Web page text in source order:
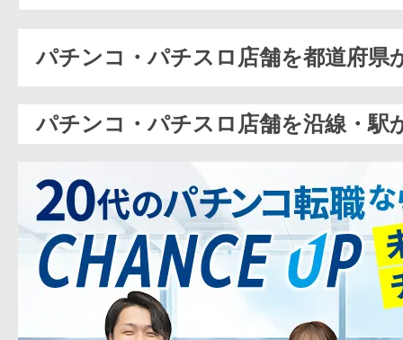
パチンコ・パチスロ店舗を都道府県
パチンコ・パチスロ店舗を沿線・駅